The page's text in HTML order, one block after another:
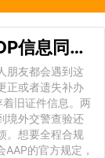
菲律宾驾照换发后，如何确保IDP信息同步
朋友都会遇到这
正或者遗失补办
旧证件信息。两
境外交警查验还
。想要全程合规
的官方规定，